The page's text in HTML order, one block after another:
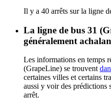
Il y a 40 arrêts sur la ligne
La ligne de bus 31
généralement
Les informations en temps
(GrapeLine) se trouvent
certaines villes et certains
aussi y voir des prédictions
arrêt.